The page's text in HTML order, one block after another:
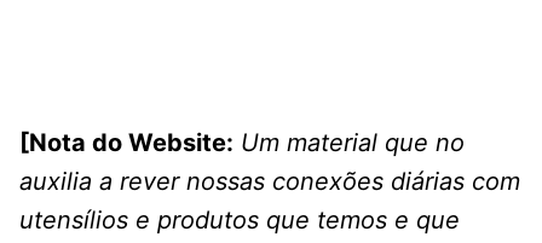
[Nota do Website: Um material que no
auxilia a rever nossas conexões diárias com
utensílios e produtos que temos e que